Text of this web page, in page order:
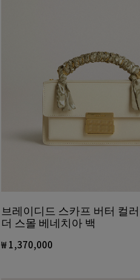
브레이디드 스카프 버터 컬
더 스몰 베네치아 백
₩ 1,370,000